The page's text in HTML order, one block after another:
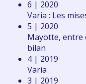
6 | 2020
Varia : Les
5 | 2020
Mayotte, entre
bilan
4 | 2019
Varia
3 | 2019